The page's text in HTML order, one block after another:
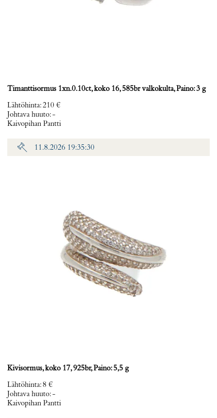
Timanttisormus 1xn.0.10ct, koko 16, 585br valkokulta, Paino: 3 g
Lähtöhinta:210 €
Johtava huuto:-
Kaivopihan Pantti
11.8.2026 19:35:30
Kivisormus, koko 17, 925br, Paino: 5,5 g
Lähtöhinta:8 €
Johtava huuto:-
Kaivopihan Pantti